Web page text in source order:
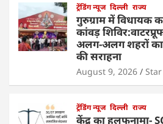
ट्रेंडिंग न्यूज दिल्ली राज्य
गुरुग्राम में विधायक
कांवड़
अलग-अलग शहरों का
की सराहना
August 9, 2026
ट्रेंडिंग न्यूज दिल्ली राज्य
केंद्र का हलफनामा-